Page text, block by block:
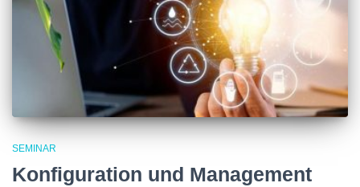
SEMINAR
Konfiguration und Management